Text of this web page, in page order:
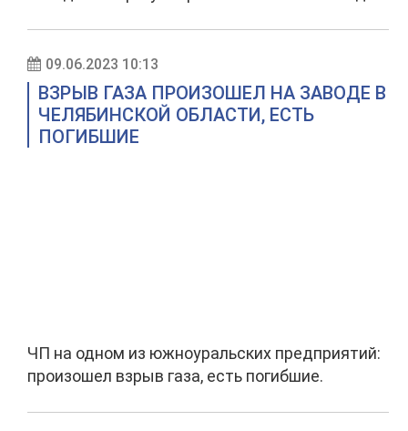
09.06.2023 10:13
ВЗРЫВ ГАЗА ПРОИЗОШЕЛ НА ЗАВОДЕ В
ЧЕЛЯБИНСКОЙ ОБЛАСТИ, ЕСТЬ
ПОГИБШИЕ
ЧП на одном из южноуральских предприятий:
произошел взрыв газа, есть погибшие.